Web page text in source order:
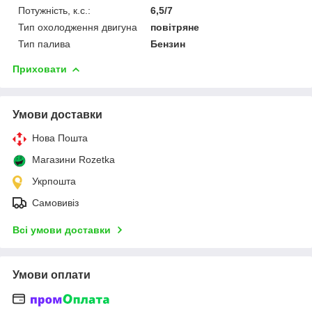
Потужність, к.с.:
6,5/7
Тип охолодження двигуна
повітряне
Тип палива
Бензин
Приховати
Умови доставки
Нова Пошта
Магазини Rozetka
Укрпошта
Самовивіз
Всі умови доставки
Умови оплати